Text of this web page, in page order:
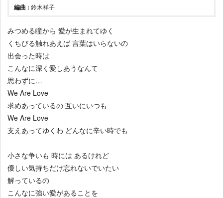
編曲 : 鈴木祥子
みつめる瞳から 愛が生まれてゆく
くちびる触れあえば 言葉はいらないの
出会った時は
こんなに深く愛しあうなんて
思わずに…
We Are Love
求めあっているの 互いにいつも
We Are Love
支えあってゆくわ どんなに辛い時でも
小さな争いも 時には あるけれど
優しい気持ちだけ忘れないでいたい
解っているの
こんなに強い愛があることを